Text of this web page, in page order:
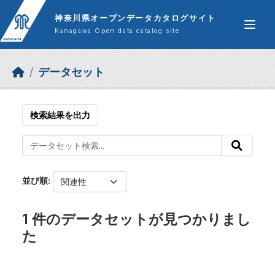
Skip to main content
神奈川県オープンデータカタログサイト
Kanagawa Open data catalog site
データセット
検索結果を出力
並び順
1 件のデータセットが見つかりまし
た